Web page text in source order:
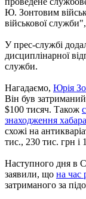
Ю. Зонтовим
військової
У прес-службі
дисциплінарної
служби.
Нагадаємо, Юрія
Він був
$100 тисяч. Також
знаходження
схожі на
тис., 230 тис. грн і
Наступного дня в
заявили, що на час
затриманого за